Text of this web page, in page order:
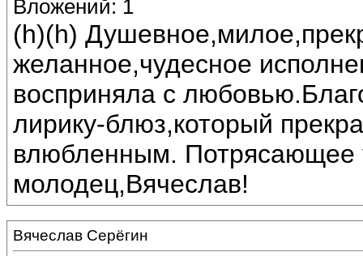
Вложений: 1
(h)(h)
желанное,чудесное
восприняла с
лирику-блюз,который
влюбленным. Потрясающее
молодец,Вячеслав!
Вячеслав Серёгин